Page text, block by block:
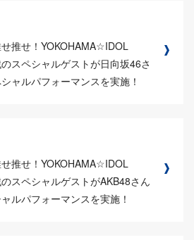
推せ！YOKOHAMA☆IDOL
スペシャルゲストが日向坂46さ
ャルパフォーマンスを実施！
推せ！YOKOHAMA☆IDOL
スペシャルゲストがAKB48さん
ルパフォーマンスを実施！